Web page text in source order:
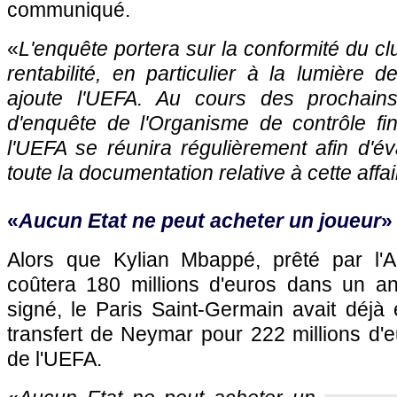
communiqué.
«L'enquête portera sur la conformité du
rentabilité, en particulier à la lumière
ajoute l'UEFA. Au cours des
d'enquête de l'Organisme de contrôle
l'UEFA se réunira régulièrement afin
toute la documentation relative à cette
«Aucun Etat ne peut acheter un joueur»
Alors que Kylian Mbappé, prêté par
coûtera 180 millions d'euros dans un
signé, le Paris Saint-Germain avait déjà
transfert de Neymar pour 222 millions
de l'UEFA.